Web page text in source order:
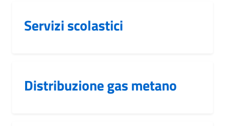
Servizi scolastici
Distribuzione gas metano